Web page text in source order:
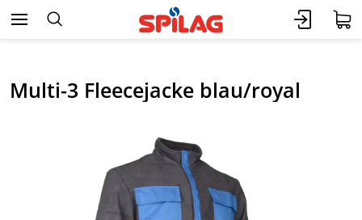
Multi-3 Fleecejacke blau/royal